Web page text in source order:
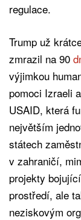
regulace.
Trump už
zmrazil na 90
výjimkou
pomoci Izraeli
USAID, která
největším
státech
v zahraničí,
projekty
prostředí, ale
neziskovým